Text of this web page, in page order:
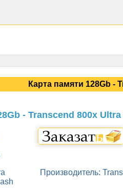
Карта памяти 128Gb -
- Transcend 800x
Производитель: